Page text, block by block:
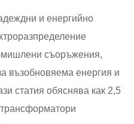
и енергийно
съоръжения,
възобновяема енергия и
статия обяснява как 2,5